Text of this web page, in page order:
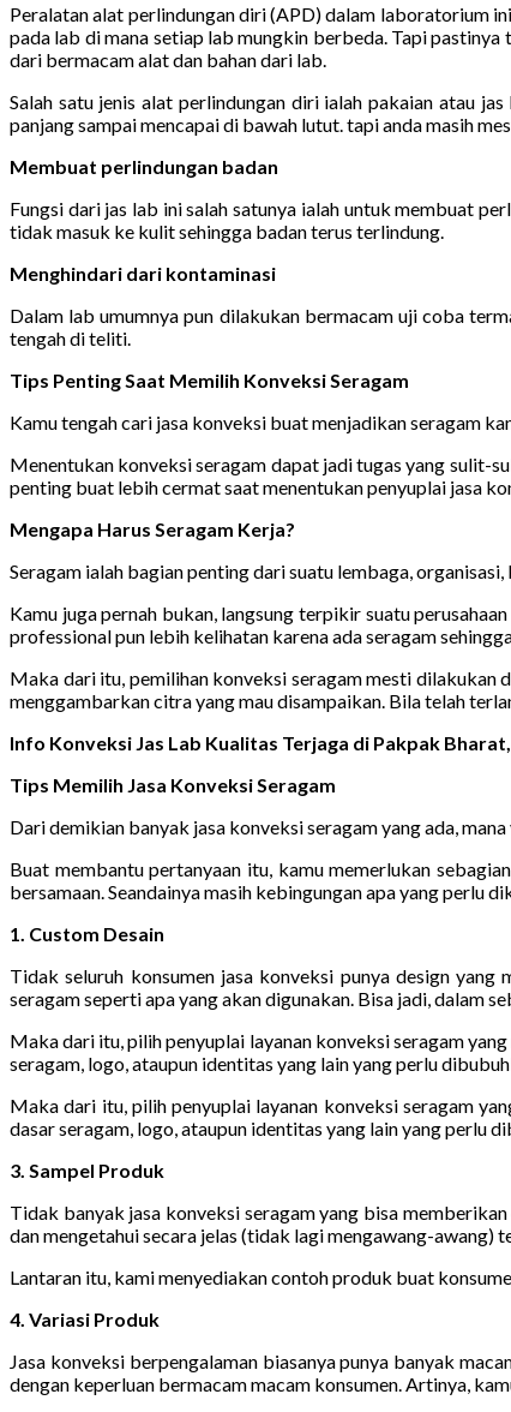
Peralatan alat perlindungan diri (APD) dalam laboratorium
pada lab di mana setiap lab mungkin berbeda. Tapi
dari bermacam alat dan bahan dari lab.
Salah satu jenis alat perlindungan diri ialah pakaian atau
panjang sampai mencapai di bawah lutut. tapi anda masih
Membuat perlindungan badan
Fungsi dari jas lab ini salah satunya ialah untuk membuat
tidak masuk ke kulit sehingga badan terus terlindung.
Menghindari dari kontaminasi
Dalam lab umumnya pun dilakukan bermacam uji coba
tengah di teliti.
Tips Penting Saat Memilih Konveksi Seragam
Kamu tengah cari jasa konveksi buat menjadikan seragam
Menentukan konveksi seragam dapat jadi tugas yang sulit-
penting buat lebih cermat saat menentukan penyuplai jasa
Mengapa Harus Seragam Kerja?
Seragam ialah bagian penting dari suatu lembaga,
Kamu juga pernah bukan, langsung terpikir suatu
professional pun lebih kelihatan karena ada seragam
Maka dari itu, pemilihan konveksi seragam mesti dilakukan
menggambarkan citra yang mau disampaikan. Bila telah
Info Konveksi Jas Lab Kualitas Terjaga di Pakpak
Tips Memilih Jasa Konveksi Seragam
Dari demikian banyak jasa konveksi seragam yang ada,
Buat membantu pertanyaan itu, kamu memerlukan
bersamaan. Seandainya masih kebingungan apa yang perlu
1. Custom Desain
Tidak seluruh konsumen jasa konveksi punya design
seragam seperti apa yang akan digunakan. Bisa jadi, dalam
Maka dari itu, pilih penyuplai layanan konveksi seragam
seragam, logo, ataupun identitas yang lain yang perlu
Maka dari itu, pilih penyuplai layanan konveksi seragam
dasar seragam, logo, ataupun identitas yang lain yang perlu
3. Sampel Produk
Tidak banyak jasa konveksi seragam yang bisa
dan mengetahui secara jelas (tidak lagi mengawang-awang)
Lantaran itu, kami menyediakan contoh produk buat
4. Variasi Produk
Jasa konveksi berpengalaman biasanya punya banyak
dengan keperluan bermacam macam konsumen. Artinya,